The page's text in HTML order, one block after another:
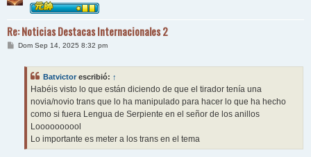
Re: Noticias Destacas Internacionales 2
MDom Sep 14, 2025 8:32 pm
Batvictor escribió: ↑
Habéis visto lo que están diciendo de que el tirador tenía una
novia/novio trans que lo ha manipulado para hacer lo que ha hecho
como si fuera Lengua de Serpiente en el señor de los anillos
Loooooooool
Lo importante es meter a los trans en el tema